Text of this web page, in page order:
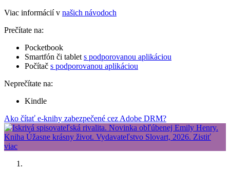
Viac informácií v našich návodoch
Prečítate na:
Pocketbook
Smartfón či tablet s podporovanou aplikáciou
Počítač s podporovanou aplikáciou
Neprečítate na:
Kindle
Ako čítať e-knihy zabezpečené cez Adobe DRM?